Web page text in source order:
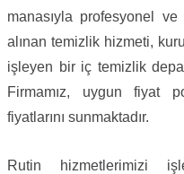
manasıyla profesyonel
alınan temizlik hizmeti,
işleyen bir iç temizlik
Firmamız, uygun fiyat
fiyatlarını sunmaktadır.
Rutin hizmetlerimizi